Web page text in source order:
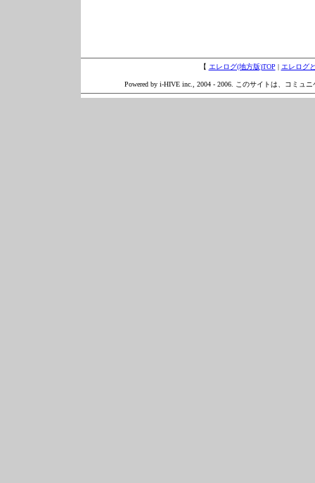
【 エレログ(地方版)TOP | エレログ
Powered by i-HIVE inc., 2004 - 2006. このサイトは、コミュ